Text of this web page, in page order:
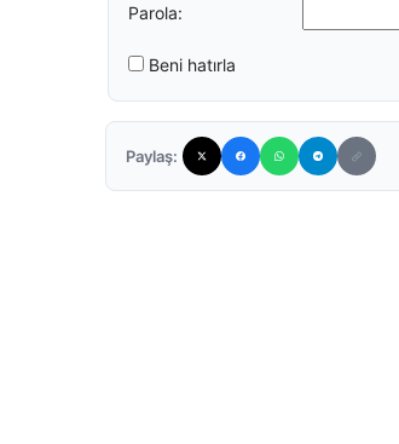
Parola:
Beni hatırla
Paylaş: